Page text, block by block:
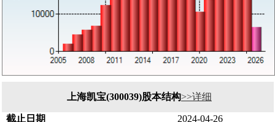
上海凯宝(300039)股本结构>>详细
截止日期
2024-04-26